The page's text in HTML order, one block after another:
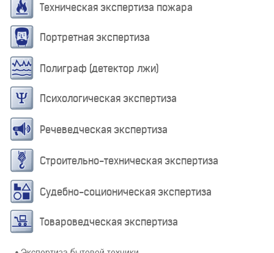
Техническая экспертиза пожара
Портретная экспертиза
Полиграф (детектор лжи)
Психологическая экспертиза
Речеведческая экспертиза
Строительно-техническая экспертиза
Судебно-соционическая экспертиза
Товароведческая экспертиза